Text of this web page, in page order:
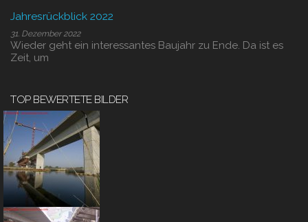
Jahresrückblick 2022
31. Dezember 2022
Wieder geht ein interessantes Baujahr zu Ende. Da ist es
Zeit, um
TOP BEWERTETE BILDER